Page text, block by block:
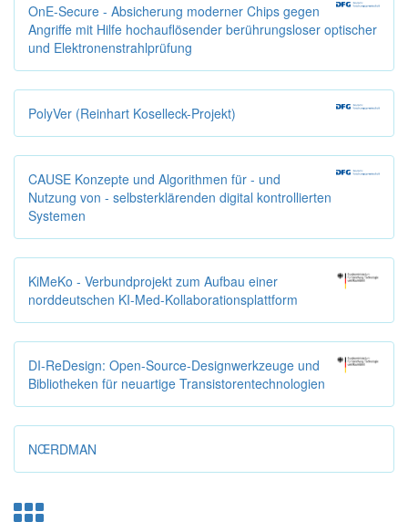
OnE-Secure - Absicherung moderner Chips gegen
Angriffe mit Hilfe hochauflösender berührungsloser optischer
und Elektronenstrahlprüfung
PolyVer (Reinhart Koselleck-Projekt)
CAUSE Konzepte und Algorithmen für - und
Nutzung von - selbsterklärenden digital kontrollierten
Systemen
KiMeKo - Verbundprojekt zum Aufbau einer
norddeutschen KI-Med-Kollaborationsplattform
DI-ReDesign: Open-Source-Designwerkzeuge und
Bibliotheken für neuartige Transistorentechnologien
NŒRDMAN